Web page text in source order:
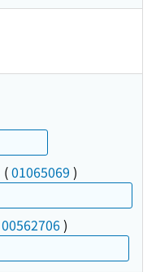
(01065069 )
00562706)